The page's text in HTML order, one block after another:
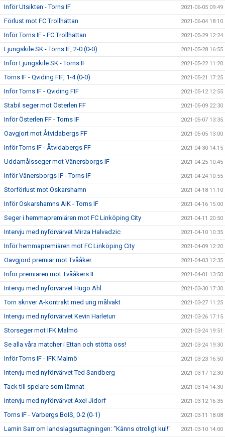
Inför Utsikten - Torns IF 2021-06-05 09:49
Förlust mot FC Trollhättan 2021-06-04 18:10
Inför Torns IF - FC Trollhättan 2021-05-29 12:24
Ljungskile SK - Torns IF, 2-0 (0-0) 2021-05-28 16:55
Inför Ljungskile SK - Torns IF 2021-05-22 11:20
Torns IF - Qviding FIF, 1-4 (0-0) 2021-05-21 17:25
Inför Torns IF - Qviding FIF 2021-05-12 12:55
Stabil seger mot Österlen FF 2021-05-09 22:30
Inför Österlen FF - Torns IF 2021-05-07 13:35
Oavgjort mot Åtvidabergs FF 2021-05-05 13:00
Inför Torns IF - Åtvidabergs FF 2021-04-30 14:15
Uddamålsseger mot Vänersborgs IF 2021-04-25 10:45
Inför Vänersborgs IF - Torns IF 2021-04-24 10:55
Storförlust mot Oskarshamn 2021-04-18 11:10
Inför Oskarshamns AIK - Torns IF 2021-04-16 15:00
Seger i hemmapremiären mot FC Linköping City 2021-04-11 20:50
Intervju med nyförvärvet Mirza Halvadzic 2021-04-10 10:35
Inför hemmapremiären mot FC Linköping City 2021-04-09 12:20
Oavgjord premiär mot Tvååker 2021-04-03 12:35
Inför premiären mot Tvååkers IF 2021-04-01 13:50
Intervju med nyförvärvet Hugo Ahl 2021-03-30 17:30
Torn skriver A-kontrakt med ung målvakt 2021-03-27 11:25
Intervju med nyförvärvet Kevin Harletun 2021-03-26 17:15
Storseger mot IFK Malmö 2021-03-24 19:51
Se alla våra matcher i Ettan och stötta oss! 2021-03-24 19:30
Inför Torns IF - IFK Malmö 2021-03-23 16:50
Intervju med nyförvärvet Ted Sandberg 2021-03-17 12:30
Tack till spelare som lämnat 2021-03-14 14:30
Intervju med nyförvärvet Axel Jidorf 2021-03-12 16:35
Torns IF - Varbergs BoIS, 0-2 (0-1) 2021-03-11 18:08
Lamin Sarr om landslagsuttagningen: "Känns otroligt kul!" 2021-03-10 14:00